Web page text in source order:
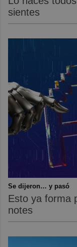
sientes
Se dijeron… y pasó
Esto ya forma
notes